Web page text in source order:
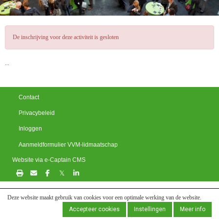
De inschrijving voor deze activiteit is gesloten
...
Contact
Privacybeleid
Inloggen
Aanmeldformulier VVM-lidmaatschap
Website via e-Captain CMS
𝕏
Deze website maakt gebruik van cookies voor een optimale werking van de website.
Accepteer cookies
Instellingen Meer info